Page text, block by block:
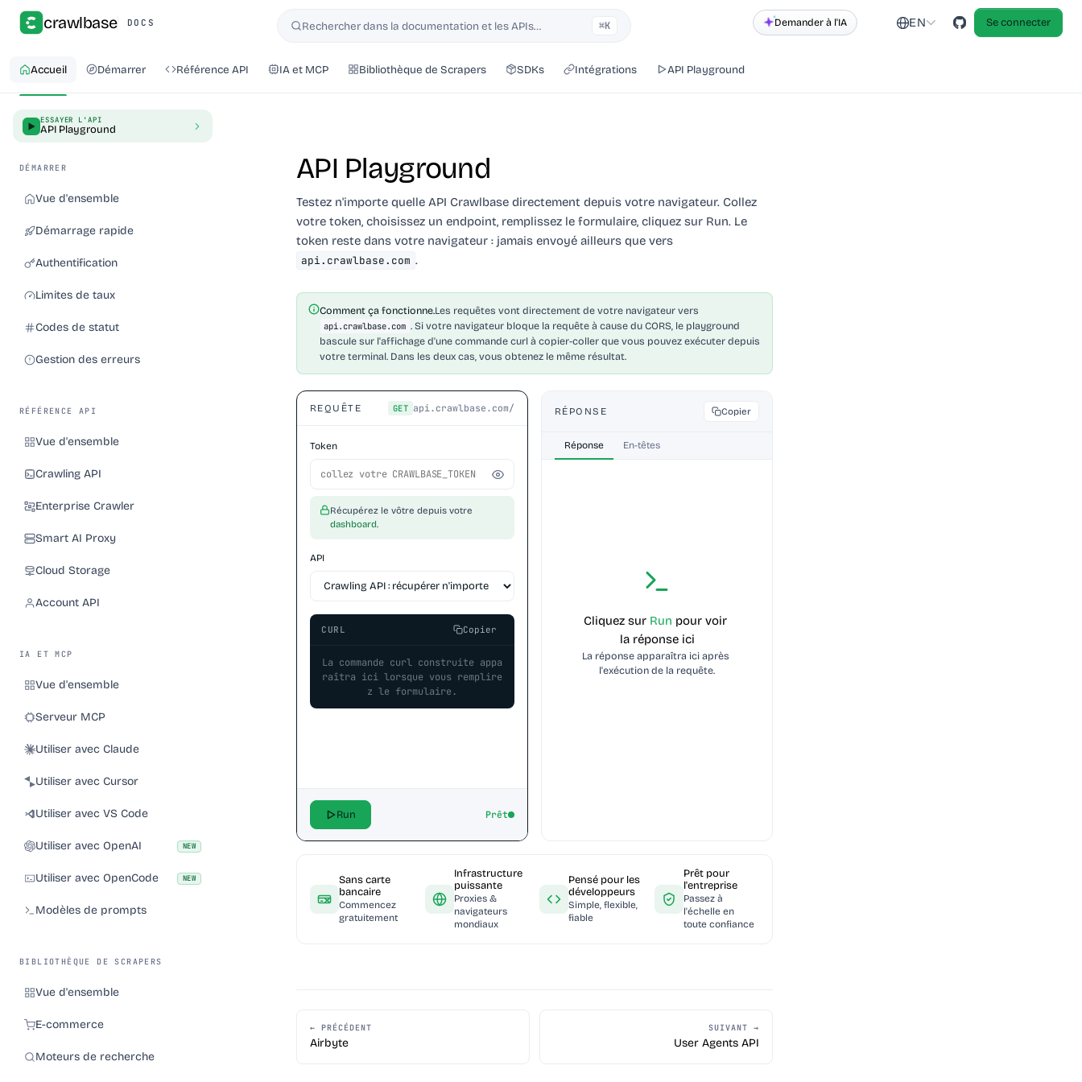
crawlbase DOCS
Rechercher
Rechercher dans la documentation et les APIs… ⌘K Demander à l'IA EN Se connecter
Accueil Démarrer Référence API IA et MCP Bibliothèque de Scrapers SDKs Intégrations API Playground
ESSAYER L'API
API Playground
DÉMARRER
Vue d'ensemble
Démarrage rapide
Authentification
Limites de taux
Codes de statut
Gestion des erreurs
RÉFÉRENCE API
Vue d'ensemble
Crawling API
Enterprise Crawler
Smart AI Proxy
Cloud Storage
Account API
IA ET MCP
Vue d'ensemble
Serveur MCP
Utiliser avec Claude
Utiliser avec Cursor
Utiliser avec VS Code
Utiliser avec OpenAI NEW
Utiliser avec OpenCode NEW
Modèles de prompts
BIBLIOTHÈQUE DE SCRAPERS
Vue d'ensemble
E-commerce
Moteurs de recherche
API Playground
Testez n'importe quelle API Crawlbase directement depuis votre navigateur. Collez
votre token, choisissez un endpoint, remplissez le formulaire, cliquez sur Run. Le
token reste dans votre navigateur : jamais envoyé ailleurs que vers
api.crawlbase.com .
Comment ça fonctionne.Les requêtes vont directement de votre navigateur vers
api.crawlbase.com . Si votre navigateur bloque la requête à cause du CORS, le playground
bascule sur l'affichage d'une commande curl à copier-coller que vous pouvez exécuter depuis
votre terminal. Dans les deux cas, vous obtenez le même résultat.
REQUÊTE GET api.crawlbase.com/
Token
Récupérez le vôtre depuis votre
dashboard.
API
CURL Copier
La commande curl construite appa
raîtra ici lorsque vous remplire
z le formulaire.
Run Prêt
RÉPONSE Copier
Réponse En-têtes
Cliquez sur Run pour voir
la réponse ici
La réponse apparaîtra ici après
l'exécution de la requête.
Sans carte
bancaire
Commencez
gratuitement
Infrastructure
puissante
Proxies &
navigateurs
mondiaux
Pensé pour les
développeurs
Simple, flexible,
fiable
Prêt pour
l'entreprise
Passez à
l'échelle en
toute confiance
← PRÉCÉDENT
Airbyte
SUIVANT →
User Agents API